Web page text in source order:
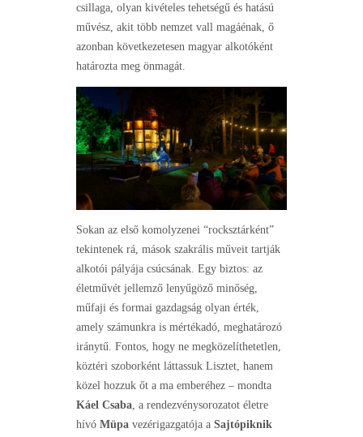
csillaga, olyan kivételes tehetségű és hatású
művész, akit több nemzet vall magáénak, ő
azonban következetesen magyar alkotóként
határozta meg önmagát.
Sokan az első komolyzenei “rocksztárként”
tekintenek rá, mások szakrális műveit tartják
alkotói pályája csúcsának. Egy biztos: az
életművét jellemző lenyűgöző minőség,
műfaji és formai gazdagság olyan érték,
amely számunkra is mértékadó, meghatározó
iránytű. Fontos, hogy ne megközelíthetetlen,
köztéri szoborként láttassuk Lisztet, hanem
közel hozzuk őt a ma emberéhez – mondta
Káel Csaba , a rendezvénysorozatot életre
hívó Müpa vezérigazgatója a Sajtópiknik